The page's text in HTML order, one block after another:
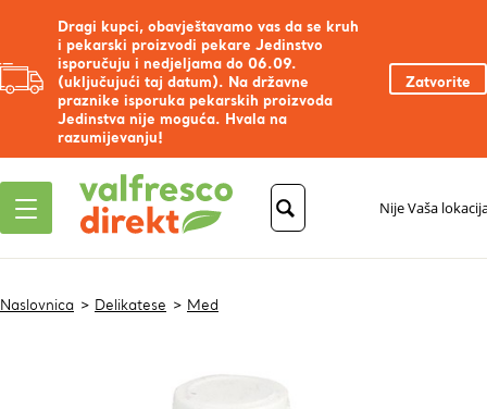
Dragi kupci, obavještavamo vas da se kruh
i pekarski proizvodi pekare Jedinstvo
isporučuju i nedjeljama do 06.09.
(uključujući taj datum). Na državne
praznike isporuka pekarskih proizvoda
Jedinstva nije moguća. Hvala na
razumijevanju!
Zatvorite
Nije Vaša
Naslovnica Delikatese Med